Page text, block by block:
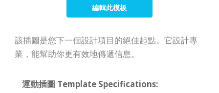
編輯此模板
該插圖是您下一個設計項目的絕佳起點。它設計專
業，能幫助你更有效地傳遞信息。
運動插圖 Template Specifications: